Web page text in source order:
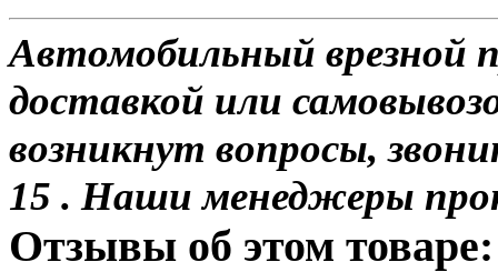
Автомобильный врезной
доставкой или
возникнут вопросы,
15 . Наши менеджеры
Отзывы об этом товаре: